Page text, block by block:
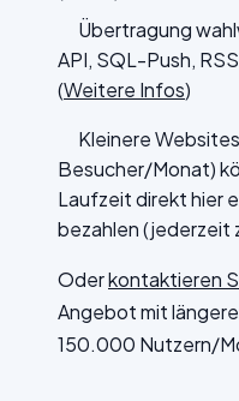
Übertragung
API, SQL-Push,
(Weitere Infos)
Kleinere
Besucher/Monat)
Laufzeit direkt hier
bezahlen (jederzeit
Oderkontaktieren
Angebot mit
150.000 Nutzern/